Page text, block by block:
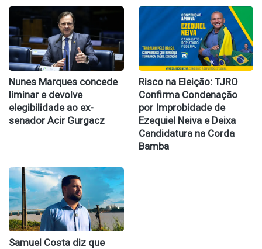
Nunes Marques concede
liminar e devolve
elegibilidade ao ex-
senador Acir Gurgacz
Risco na Eleição: TJRO
Confirma Condenação
por Improbidade de
Ezequiel Neiva e Deixa
Candidatura na Corda
Bamba
Samuel Costa diz que